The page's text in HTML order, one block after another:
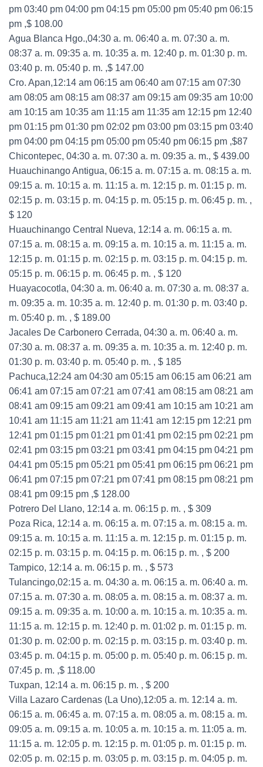
pm 03:40 pm 04:00 pm 04:15 pm 05:00 pm 05:40 pm 06:15
pm ,$ 108.00
Agua Blanca Hgo.,04:30 a. m. 06:40 a. m. 07:30 a. m.
08:37 a. m. 09:35 a. m. 10:35 a. m. 12:40 p. m. 01:30 p. m.
03:40 p. m. 05:40 p. m. ,$ 147.00
Cro. Apan,12:14 am 06:15 am 06:40 am 07:15 am 07:30
am 08:05 am 08:15 am 08:37 am 09:15 am 09:35 am 10:00
am 10:15 am 10:35 am 11:15 am 11:35 am 12:15 pm 12:40
pm 01:15 pm 01:30 pm 02:02 pm 03:00 pm 03:15 pm 03:40
pm 04:00 pm 04:15 pm 05:00 pm 05:40 pm 06:15 pm ,$87
Chicontepec, 04:30 a. m. 07:30 a. m. 09:35 a. m., $ 439.00
Huauchinango Antigua, 06:15 a. m. 07:15 a. m. 08:15 a. m.
09:15 a. m. 10:15 a. m. 11:15 a. m. 12:15 p. m. 01:15 p. m.
02:15 p. m. 03:15 p. m. 04:15 p. m. 05:15 p. m. 06:45 p. m. ,
$ 120
Huauchinango Central Nueva, 12:14 a. m. 06:15 a. m.
07:15 a. m. 08:15 a. m. 09:15 a. m. 10:15 a. m. 11:15 a. m.
12:15 p. m. 01:15 p. m. 02:15 p. m. 03:15 p. m. 04:15 p. m.
05:15 p. m. 06:15 p. m. 06:45 p. m. , $ 120
Huayacocotla, 04:30 a. m. 06:40 a. m. 07:30 a. m. 08:37 a.
m. 09:35 a. m. 10:35 a. m. 12:40 p. m. 01:30 p. m. 03:40 p.
m. 05:40 p. m. , $ 189.00
Jacales De Carbonero Cerrada, 04:30 a. m. 06:40 a. m.
07:30 a. m. 08:37 a. m. 09:35 a. m. 10:35 a. m. 12:40 p. m.
01:30 p. m. 03:40 p. m. 05:40 p. m. , $ 185
Pachuca,12:24 am 04:30 am 05:15 am 06:15 am 06:21 am
06:41 am 07:15 am 07:21 am 07:41 am 08:15 am 08:21 am
08:41 am 09:15 am 09:21 am 09:41 am 10:15 am 10:21 am
10:41 am 11:15 am 11:21 am 11:41 am 12:15 pm 12:21 pm
12:41 pm 01:15 pm 01:21 pm 01:41 pm 02:15 pm 02:21 pm
02:41 pm 03:15 pm 03:21 pm 03:41 pm 04:15 pm 04:21 pm
04:41 pm 05:15 pm 05:21 pm 05:41 pm 06:15 pm 06:21 pm
06:41 pm 07:15 pm 07:21 pm 07:41 pm 08:15 pm 08:21 pm
08:41 pm 09:15 pm ,$ 128.00
Potrero Del Llano, 12:14 a. m. 06:15 p. m. , $ 309
Poza Rica, 12:14 a. m. 06:15 a. m. 07:15 a. m. 08:15 a. m.
09:15 a. m. 10:15 a. m. 11:15 a. m. 12:15 p. m. 01:15 p. m.
02:15 p. m. 03:15 p. m. 04:15 p. m. 06:15 p. m. , $ 200
Tampico, 12:14 a. m. 06:15 p. m. , $ 573
Tulancingo,02:15 a. m. 04:30 a. m. 06:15 a. m. 06:40 a. m.
07:15 a. m. 07:30 a. m. 08:05 a. m. 08:15 a. m. 08:37 a. m.
09:15 a. m. 09:35 a. m. 10:00 a. m. 10:15 a. m. 10:35 a. m.
11:15 a. m. 12:15 p. m. 12:40 p. m. 01:02 p. m. 01:15 p. m.
01:30 p. m. 02:00 p. m. 02:15 p. m. 03:15 p. m. 03:40 p. m.
03:45 p. m. 04:15 p. m. 05:00 p. m. 05:40 p. m. 06:15 p. m.
07:45 p. m. ,$ 118.00
Tuxpan, 12:14 a. m. 06:15 p. m. , $ 200
Villa Lazaro Cardenas (La Uno),12:05 a. m. 12:14 a. m.
06:15 a. m. 06:45 a. m. 07:15 a. m. 08:05 a. m. 08:15 a. m.
09:05 a. m. 09:15 a. m. 10:05 a. m. 10:15 a. m. 11:05 a. m.
11:15 a. m. 12:05 p. m. 12:15 p. m. 01:05 p. m. 01:15 p. m.
02:05 p. m. 02:15 p. m. 03:05 p. m. 03:15 p. m. 04:05 p. m.